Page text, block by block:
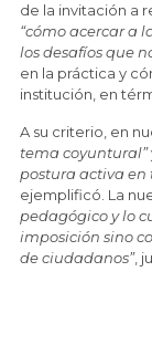
de la invitación a
“cómo acercar a
los desafíos que
en la práctica y
institución, en
A su criterio, en
tema coyuntural”
postura activa en
ejemplificó. La
pedagógico y lo
imposición sino
de ciudadanos”,